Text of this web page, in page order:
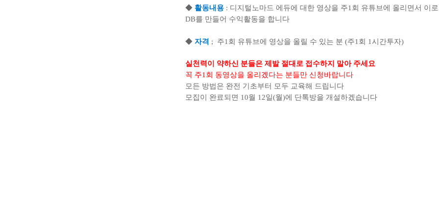
◆ 활동내용 : 디지털노마드 에듀에 대한 영상을 주1 회 유튜브에 올리면서 이
DB를 만들어 수익활동을 합니다
◆ 자격 ; 주1 회 유튜브에 영상을 올릴 수 있는 분 (주1 회 1시간투자)
실천력이 약하신 분들은 제발 절대로 접수하지 말아 주세요
꼭 주1 회 동영상을 올리겠다는 분들만 신청바랍니다
모든 방법은 완전 기초부터 모두 교육해 드립니다
모집이 완료되면 10월 12일(월)에 단톡방을 개설하겠습니다